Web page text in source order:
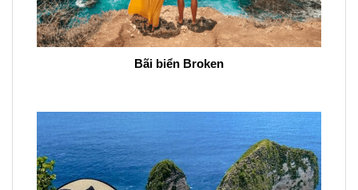
Bãi biển Broken